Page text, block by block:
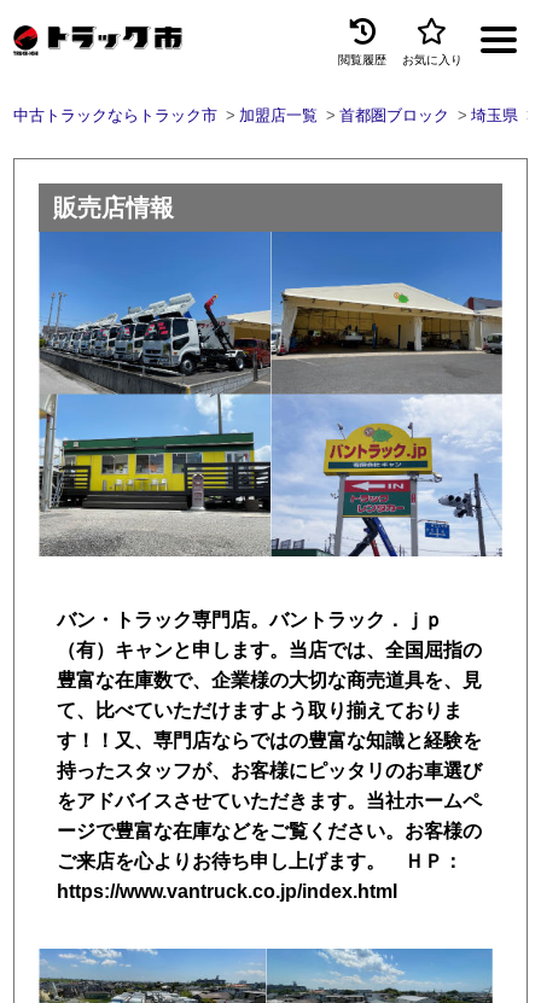
トラック買取
加盟店一覧
お問い合わせ
お気に入り
閲覧履歴
保存した検索条件
ログイン
閲覧履歴 お気に入り
中古トラックならトラック市 加盟店一覧 首都圏ブロック 埼玉県
販売店情報
バン・トラック専門店。バントラック．ｊｐ
（有）キャンと申します。当店では、全国屈指の
豊富な在庫数で、企業様の大切な商売道具を、見
て、比べていただけますよう取り揃えておりま
す！！又、専門店ならではの豊富な知識と経験を
持ったスタッフが、お客様にピッタリのお車選び
をアドバイスさせていただきます。当社ホームペ
ージで豊富な在庫などをご覧ください。お客様の
ご来店を心よりお待ち申し上げます。 ＨＰ：
https://www.vantruck.co.jp/index.html
店舗写真2